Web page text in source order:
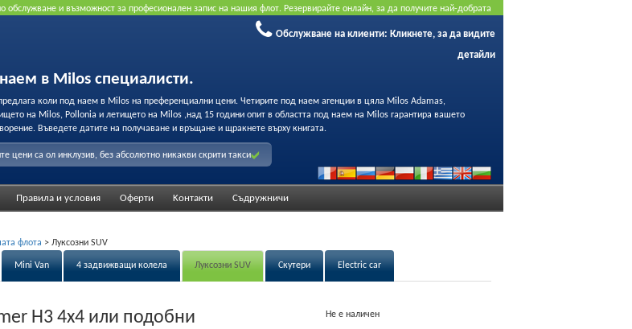
и възможност за професионален запис на нашия флот. Резервирайте онлайн, за да получите най-добрата
Обслужване на клиенти: Кликнете, за да видите
детайли
в Milos специалисти.
предлага коли под наем в Milos на преференциални цени. Четирите под наем агенции в цяла Milos Adamas,
на Milos, Pollonia и летището на Milos ,над 15 години опит в областта под наем на Milos гарантира вашето
Въведете датите на получаване и връщане и щракнете върху книгата.
цени са ол инклузив, без абсолютно никакви скрити такси
Правила и условия Оферти Κонтакти Съдружничи
флота > Луксозни SUV
Mini Van 4 задвижващи колела Луксозни SUV Скутери Electric car
H3 4x4 или подобни Не е наличен